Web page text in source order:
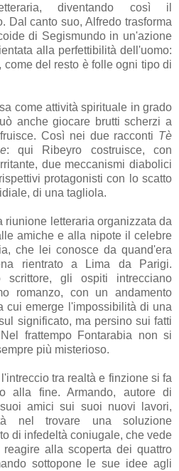
diventando così il
Dal canto suo, Alfredo trasforma
di Segismundo in un'azione
alla perfettibilità dell'uomo:
del resto è folle ogni tipo di
come attività spirituale in grado
anche giocare brutti scherzi a
Così nei due racconti Tè
: qui Ribeyro costruisce, con
due meccanismi diabolici
protagonisti con lo scatto
di una tagliola.
riunione letteraria organizzata da
amiche e alla nipote il celebre
che lei conosce da quand'era
rientrato a Lima da Parigi.
scrittore, gli ospiti intrecciano
romanzo, con un andamento
cui emerge l'impossibilità di una
significato, ma persino sui fatti
frattempo Fontarabia non si
più misterioso.
tra realtà e finzione si fa
alla fine. Armando, autore di
amici sui suoi nuovi lavori,
nel trovare una soluzione
di infedeltà coniugale, che vede
alla scoperta dei quattro
sottopone le sue idee agli